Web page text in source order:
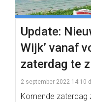
Update:
Wijk’ vanaf
zaterdag te
2 september 2022 14:10
Komende zaterdag